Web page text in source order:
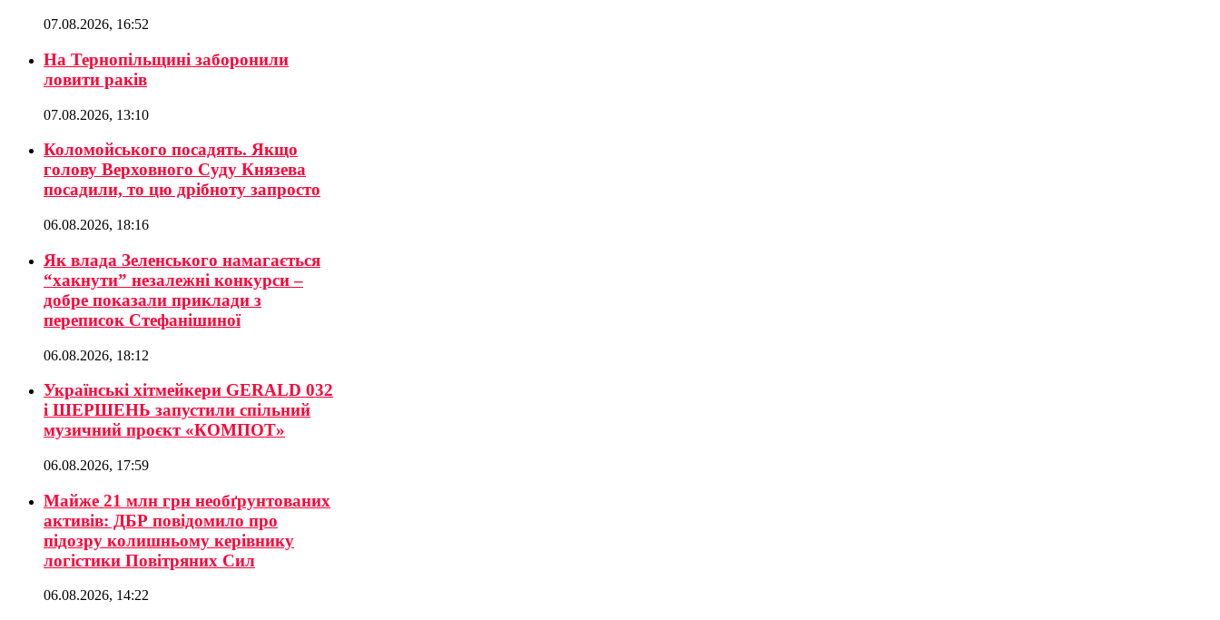
07.08.2026, 16:52
На Тернопільщині заборонили
ловити раків
07.08.2026, 13:10
Коломойського посадять. Якщо
голову Верховного Суду Князева
посадили, то цю дрібноту запросто
06.08.2026, 18:16
Як влада Зеленського намагається
“хакнути” незалежні конкурси –
добре показали приклади з
переписок Стефанішиної
06.08.2026, 18:12
Українські хітмейкери GERALD 032
і ШЕРШЕНЬ запустили спільний
музичний проєкт «КОМПОТ»
06.08.2026, 17:59
Майже 21 млн грн необґрунтованих
активів: ДБР повідомило про
підозру колишньому керівнику
логістики Повітряних Сил
06.08.2026, 14:22